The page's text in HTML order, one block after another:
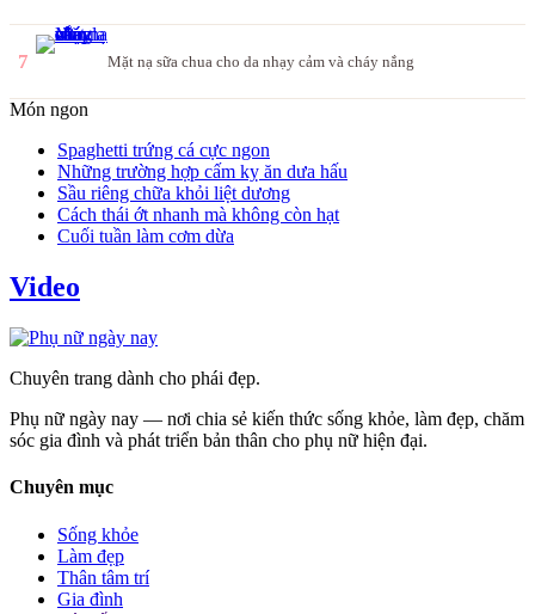
7 Mặt nạ sữa chua cho da nhạy cảm và cháy nắng
Món ngon
Spaghetti trứng cá cực ngon
Những trường hợp cấm kỵ ăn dưa hấu
Sầu riêng chữa khỏi liệt dương
Cách thái ớt nhanh mà không còn hạt
Cuối tuần làm cơm dừa
Video
Chuyên trang dành cho phái đẹp.
Phụ nữ ngày nay — nơi chia sẻ kiến thức sống khỏe, làm đẹp, chăm
sóc gia đình và phát triển bản thân cho phụ nữ hiện đại.
Chuyên mục
Sống khỏe
Làm đẹp
Thân tâm trí
Gia đình